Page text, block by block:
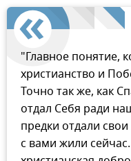
"Главное понятие,
христианство и
Точно так же, как
отдал Себя ради
предки отдали
с вами жили